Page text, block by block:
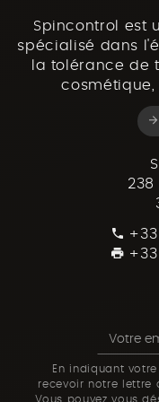
Spincontrol est
spécialisé dans
la tolérance de
cosmétique,
238
+33
En indiquant
recevoir notre lettre
Vous pouvez vous